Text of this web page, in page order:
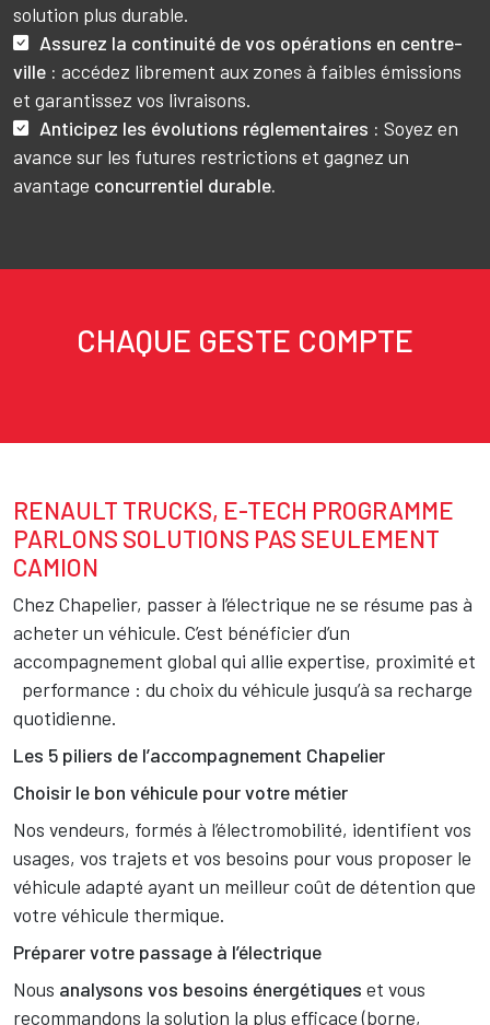
solution plus durable.
Assurez la continuité de vos opérations en centre-
ville : accédez librement aux zones à faibles émissions
et garantissez vos livraisons.
Anticipez les évolutions réglementaires : Soyez en
avance sur les futures restrictions et gagnez un
avantage concurrentiel durable.
CHAQUE GESTE COMPTE
Texte
RENAULT TRUCKS, E-TECH PROGRAMME
PARLONS SOLUTIONS PAS SEULEMENT
CAMION
Chez Chapelier, passer à l’électrique ne se résume pas à
acheter un véhicule. C’est bénéficier d’un
accompagnement global qui allie expertise, proximité et
performance : du choix du véhicule jusqu’à sa recharge
quotidienne.
Les 5 piliers de l’accompagnement Chapelier
Choisir le bon véhicule pour votre métier
Nos vendeurs, formés à l’électromobilité, identifient vos
usages, vos trajets et vos besoins pour vous proposer le
véhicule adapté ayant un meilleur coût de détention que
votre véhicule thermique.
Préparer votre passage à l’électrique
Nous analysons vos besoins énergétiques et vous
recommandons la solution la plus efficace (borne,